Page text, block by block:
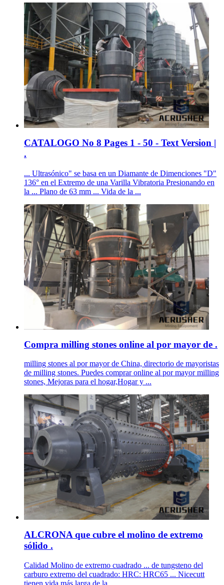
CATALOGO No 8 Pages 1 - 50 - Text Version |
.
... Ultrasónico" se basa en un Diamante de Dimenciones "D"
136° en el Extremo de una Varilla Vibratoria Presionando en
la ... Plano de 63 mm ... Vida de la ...
Compra milling stones online al por mayor de .
milling stones al por mayor de China, directorio de mayoristas
de milling stones. Puedes comprar online al por mayor milling
stones, Mejoras para el hogar,Hogar y ...
ALCRONA que cubre el molino de extremo
sólido .
Calidad Molino de extremo cuadrado ... de tungsteno del
carburo extremo del cuadrado: HRC: HRC65 ... Nicecutt
tienen vida más larga de la ...